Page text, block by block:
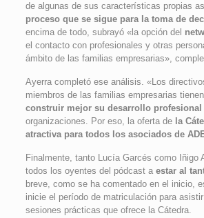
de algunas de sus características propias
proceso que se sigue para la toma de
encima de todo, subrayó «la opción del
el contacto con profesionales y otras
ámbito de las familias empresarias»,
Ayerra completó ese análisis. «Los
miembros de las familias empresarias
construir mejor su desarrollo profesional
organizaciones. Por eso, la oferta de la
atractiva para todos los asociados de
Finalmente, tanto Lucía Garcés como Iñigo
todos los oyentes del pódcast a estar al
breve, como se ha comentado en el inicio,
inicie el período de matriculación para
sesiones prácticas que ofrece la Cátedra.